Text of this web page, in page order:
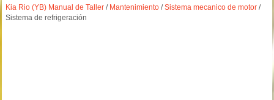
Kia Rio (YB) Manual de Taller / Mantenimiento /Sistema mecanico de motor /
Sistema de refrigeración